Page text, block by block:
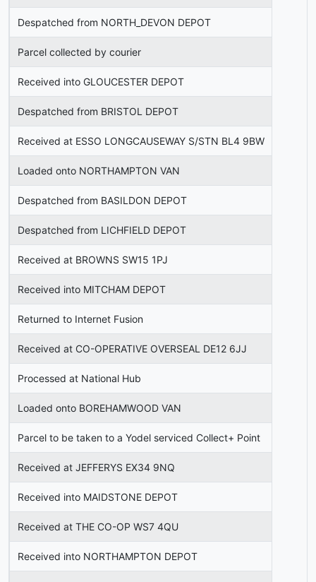
Despatched from NORTH_DEVON DEPOT
Parcel collected by courier
Received into GLOUCESTER DEPOT
Despatched from BRISTOL DEPOT
Received at ESSO LONGCAUSEWAY S/STN BL4 9BW
Loaded onto NORTHAMPTON VAN
Despatched from BASILDON DEPOT
Despatched from LICHFIELD DEPOT
Received at BROWNS SW15 1PJ
Received into MITCHAM DEPOT
Returned to Internet Fusion
Received at CO-OPERATIVE OVERSEAL DE12 6JJ
Processed at National Hub
Loaded onto BOREHAMWOOD VAN
Parcel to be taken to a Yodel serviced Collect+ Point
Received at JEFFERYS EX34 9NQ
Received into MAIDSTONE DEPOT
Received at THE CO-OP WS7 4QU
Received into NORTHAMPTON DEPOT